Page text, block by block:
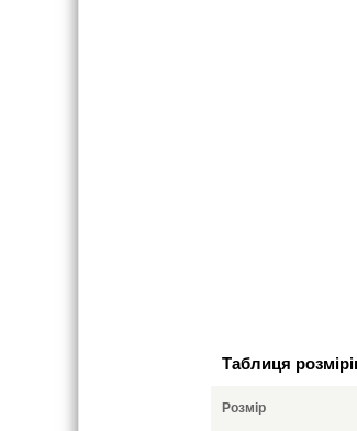
Таблиця
Розмір